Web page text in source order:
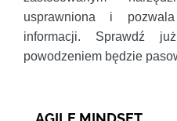
usprawniona i
informacji. Sprawdź
powodzeniem będzie